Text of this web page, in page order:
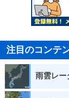
注目のコンテ
雨雲レー